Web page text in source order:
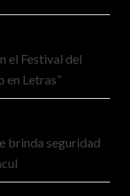
el Festival del
en Letras”
brinda seguridad